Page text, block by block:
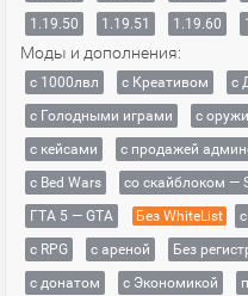
1.19.50
1.19.51 1.19.60
Моды и дополнения:
с 1000лвл c Креативом с
с Голодными играми
с
с кейсами
с продажей
с Bed Wars
со скайблоком —
ГТА 5 — GTA
Без WhiteList
с RPG
с ареной Без
с донатом
с Экономикой